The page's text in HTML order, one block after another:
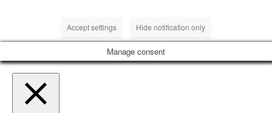
Accept settings Hide notification only
Manage consent